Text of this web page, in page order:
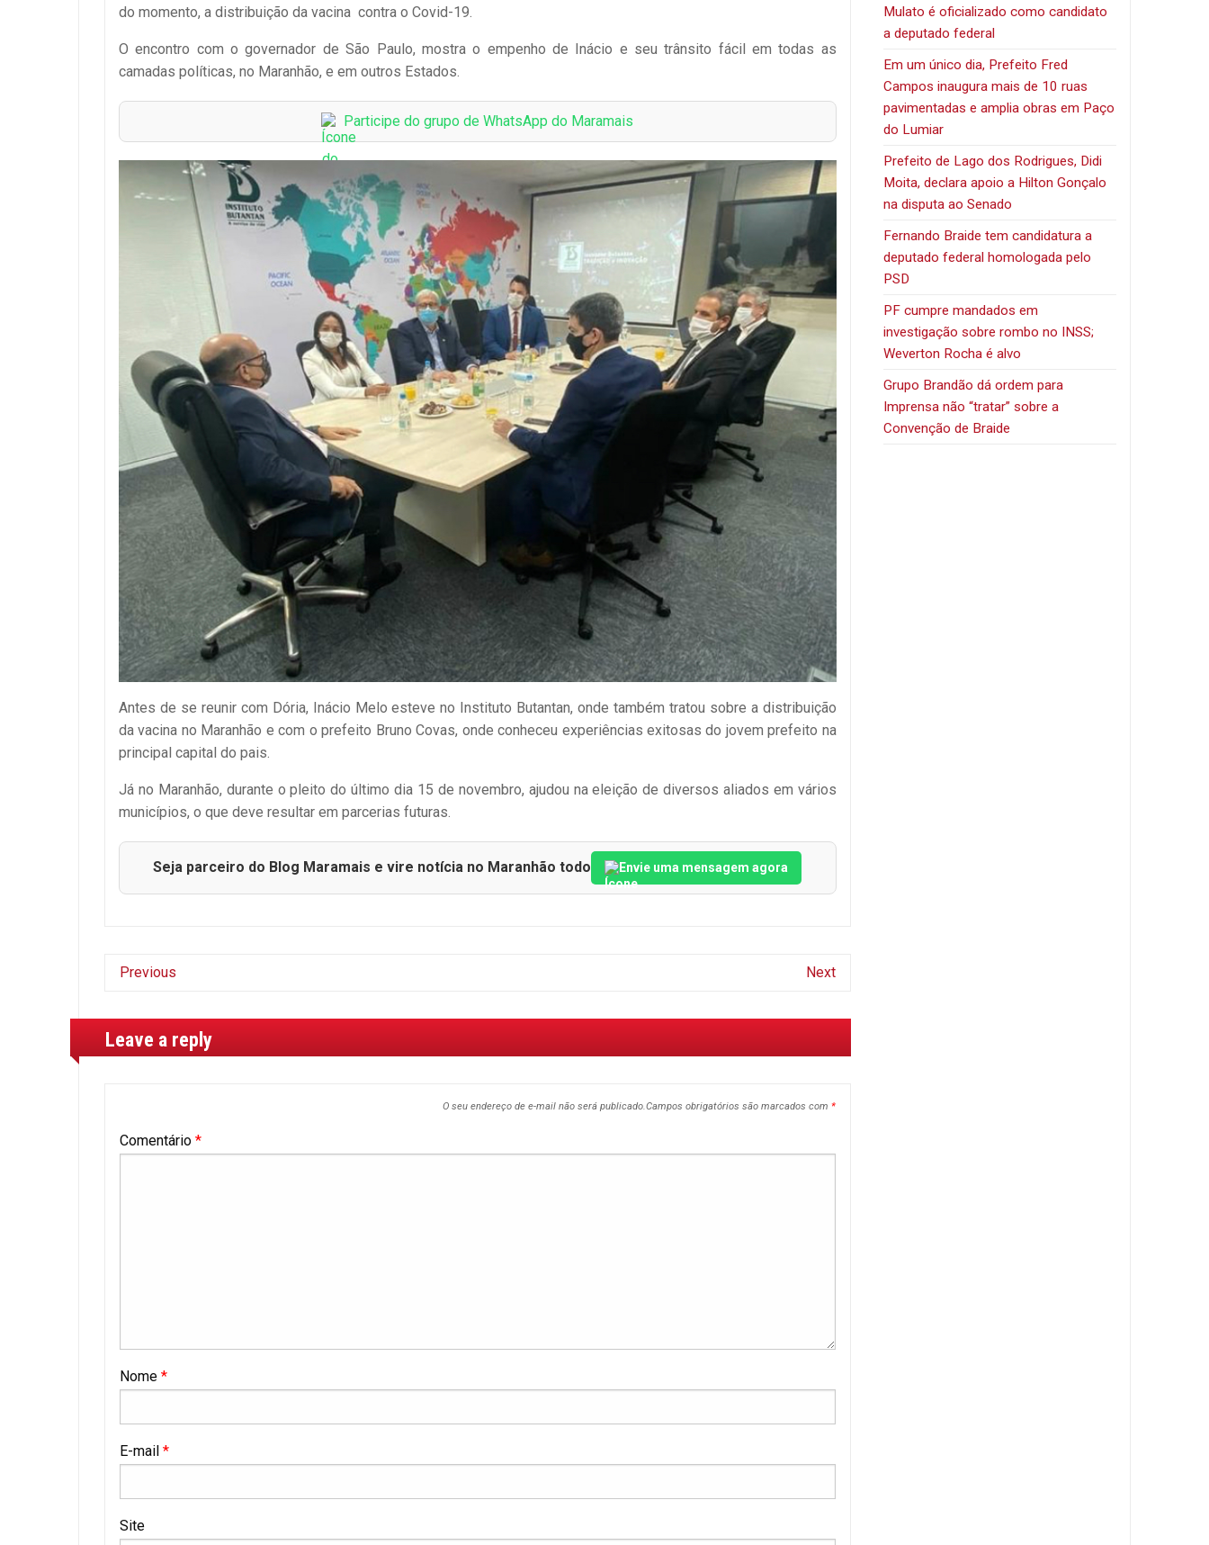
do momento, a distribuição da vacina contra o Covid-19.
O encontro com o governador de São Paulo, mostra o empenho de Inácio e seu trânsito fácil em todas as
camadas políticas, no Maranhão, e em outros Estados.
Participe do grupo de WhatsApp do Maramais
Antes de se reunir com Dória, Inácio Melo esteve no Instituto Butantan, onde também tratou sobre a distribuição
da vacina no Maranhão e com o prefeito Bruno Covas, onde conheceu experiências exitosas do jovem prefeito na
principal capital do pais.
Já no Maranhão, durante o pleito do último dia 15 de novembro, ajudou na eleição de diversos aliados em vários
municípios, o que deve resultar em parcerias futuras.
Seja parceiro do Blog Maramais e vire notícia no Maranhão todo Envie uma mensagem agora
Previous Next
Leave a reply
O seu endereço de e-mail não será publicado.Campos obrigatórios são marcados com *
Comentário *
Nome *
E-mail *
Site
Mulato é oficializado como candidato
a deputado federal
Em um único dia, Prefeito Fred
Campos inaugura mais de 10 ruas
pavimentadas e amplia obras em Paço
do Lumiar
Prefeito de Lago dos Rodrigues, Didi
Moita, declara apoio a Hilton Gonçalo
na disputa ao Senado
Fernando Braide tem candidatura a
deputado federal homologada pelo
PSD
PF cumpre mandados em
investigação sobre rombo no INSS;
Weverton Rocha é alvo
Grupo Brandão dá ordem para
Imprensa não “tratar” sobre a
Convenção de Braide